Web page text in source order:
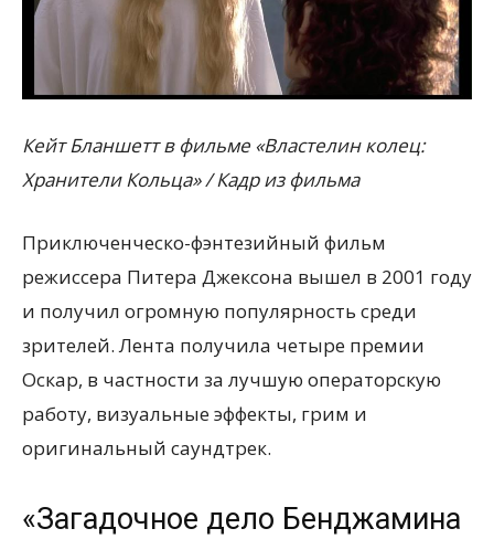
Кейт Бланшетт в фильме «Властелин колец:
Хранители Кольца» / Кадр из фильма
Приключенческо-фэнтезийный фильм
режиссера Питера Джексона вышел в 2001 году
и получил огромную популярность среди
зрителей. Лента получила четыре премии
Оскар, в частности за лучшую операторскую
работу, визуальные эффекты, грим и
оригинальный саундтрек.
«Загадочное дело Бенджамина